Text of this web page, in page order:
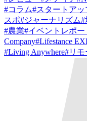
#コラム#スタートアッ
スポ#ジャーナリズム#
#農業#イベントレポー
Company#Lifestance
#Living Anywhere#リ